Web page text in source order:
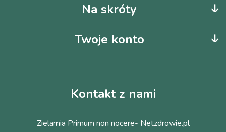
Na skróty
Twoje konto
Kontakt z nami
Zielarnia Primum non nocere- Netzdrowie.pl